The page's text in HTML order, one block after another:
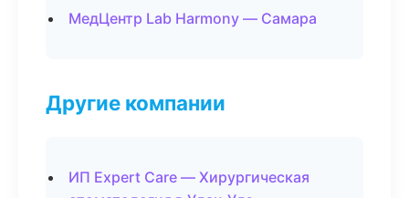
МедЦентр Lab Harmony — Самара
Другие компании
ИП Expert Care — Хирургическая